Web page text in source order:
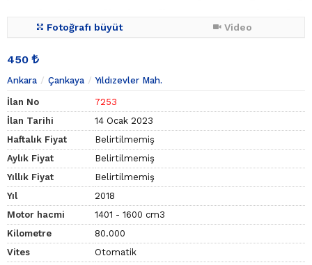
Fotoğrafı büyüt Video
450
Ankara Çankaya Yıldızevler Mah.
İlan No
7253
İlan Tarihi
14 Ocak 2023
Haftalık Fiyat
Belirtilmemiş
Aylık Fiyat
Belirtilmemiş
Yıllık Fiyat
Belirtilmemiş
Yıl
2018
Motor hacmi
1401 - 1600 cm3
Kilometre
80.000
Vites
Otomatik